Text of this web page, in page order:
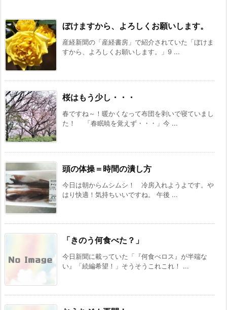
ぼけますから、よろしくお願いします。
産経新聞の「産経書房」で紹介されていた「ぼけま
すから、よろしくお願いします。」9 ...
桜はもう少し・・・
春ですね～！暖かくなって布団を剥いで寝ていまし
た！ 「春眠暁を覚えず・・・」今 ...
頭の体操＝時間の潰し方
今日は朝からムシムシ！ 冷房入れようよです。や
はり快適！気持ちいいですね。 午後 ...
「きのう何食べた？」
今日新聞に載っていた「『何食べロス』が半端な
い』「続編希望！」そうそうこれこれ！ ...